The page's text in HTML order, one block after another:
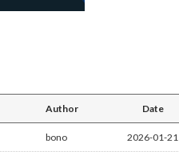
Author Date
bono 2026-01-21